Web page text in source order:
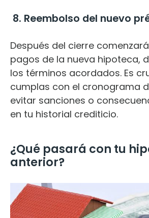
8. Reembolso del nuevo
Después del cierre
pagos de la nueva hipoteca,
los términos acordados. Es
cumplas con el cronograma
evitar sanciones o
en tu historial crediticio.
¿Qué pasará con tu
anterior?